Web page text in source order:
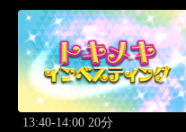
13:40-14:00 20分